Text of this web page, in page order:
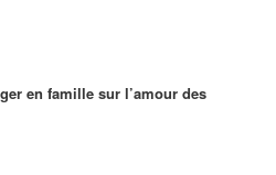
en famille sur l’amour des